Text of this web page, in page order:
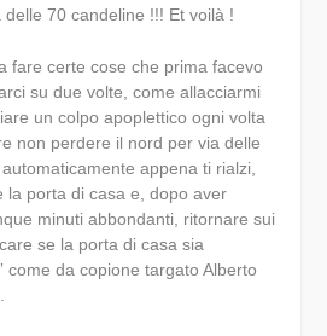
delle 70 candeline !!! Et voilà !
fare certe cose che prima facevo
su due volte, come allacciarmi
un colpo apoplettico ogni volta
non perdere il nord per via delle
appena ti rialzi,
la porta di casa e, dopo aver
minuti abbondanti, ritornare sui
se la porta di casa sia
come da copione targato Alberto